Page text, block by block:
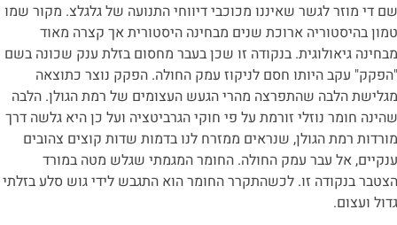
שם די מוזר לגשר שאיננו מכוכבי דיווחי התנועה של גלגלצ. מקור שמו
טמון בהיסטוריה ארוכת שנים מבחינה היסטורית אך קצרה מאוד
מבחינה גיאולוגית. בנקודה זו שכן בעבר מחסום בזלת ענק שכונה בשם
"הפקק" עקב היותו חסם לניקוז עמק החולה. הפקק נוצר כתוצאה
מגלישת הלבה שהתפרצה מהרי הגעש העצומים של רמת הגולן. הלבה
שהינה חומר נוזלי זורמת על פי חוקי הגרביטציה ועל כן היא גלשה דרך
מורדות רמת הגולן, שנראים ממזרח לנו בדמות שדות קוצים צהובים
ענקיים, אל עבר עמק החולה. החומר המגמתי שגלש מטה במורד
הצטבר בנקודה זו. לכשהתקרר החומר הוא התגבש לידי גוש סלע בזלתי
גדול ועצום.